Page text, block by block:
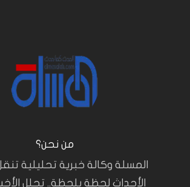
من نحن؟
المسلة وكالة خبرية تحليلية
الأحداث لحظة بلحظة.. تحلل